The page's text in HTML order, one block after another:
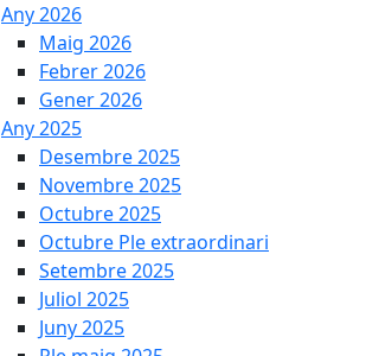
Any 2026
Maig 2026
Febrer 2026
Gener 2026
Any 2025
Desembre 2025
Novembre 2025
Octubre 2025
Octubre Ple extraordinari
Setembre 2025
Juliol 2025
Juny 2025